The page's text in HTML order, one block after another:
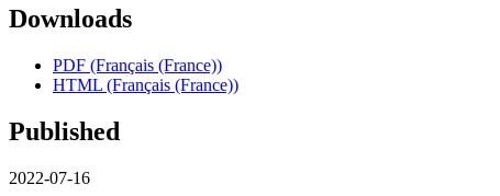
Downloads
PDF (Français (France))
HTML (Français (France))
Published
2022-07-16